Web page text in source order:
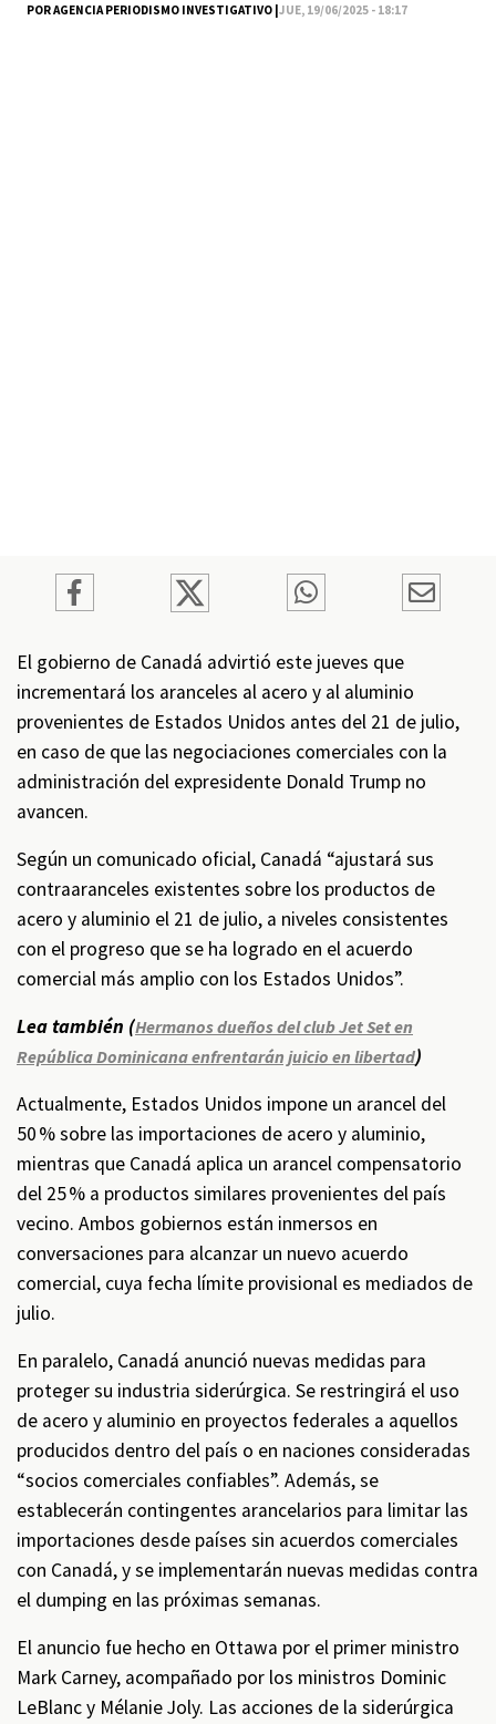
POR AGENCIA PERIODISMO INVESTIGATIVO |JUE, 19/06/2025 - 18:17
El gobierno de Canadá advirtió este jueves que
incrementará los aranceles al acero y al aluminio
provenientes de Estados Unidos antes del 21 de julio,
en caso de que las negociaciones comerciales con la
administración del expresidente Donald Trump no
avancen.
Según un comunicado oficial, Canadá “ajustará sus
contraaranceles existentes sobre los productos de
acero y aluminio el 21 de julio, a niveles consistentes
con el progreso que se ha logrado en el acuerdo
comercial más amplio con los Estados Unidos”.
Lea también (Hermanos dueños del club Jet Set en
República Dominicana enfrentarán juicio en libertad)
Actualmente, Estados Unidos impone un arancel del
50 % sobre las importaciones de acero y aluminio,
mientras que Canadá aplica un arancel compensatorio
del 25 % a productos similares provenientes del país
vecino. Ambos gobiernos están inmersos en
conversaciones para alcanzar un nuevo acuerdo
comercial, cuya fecha límite provisional es mediados de
julio.
En paralelo, Canadá anunció nuevas medidas para
proteger su industria siderúrgica. Se restringirá el uso
de acero y aluminio en proyectos federales a aquellos
producidos dentro del país o en naciones consideradas
“socios comerciales confiables”. Además, se
establecerán contingentes arancelarios para limitar las
importaciones desde países sin acuerdos comerciales
con Canadá, y se implementarán nuevas medidas contra
el dumping en las próximas semanas.
El anuncio fue hecho en Ottawa por el primer ministro
Mark Carney, acompañado por los ministros Dominic
LeBlanc y Mélanie Joly. Las acciones de la siderúrgica